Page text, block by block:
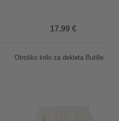
17,99 €
Otroško krilo za dekleta Butille